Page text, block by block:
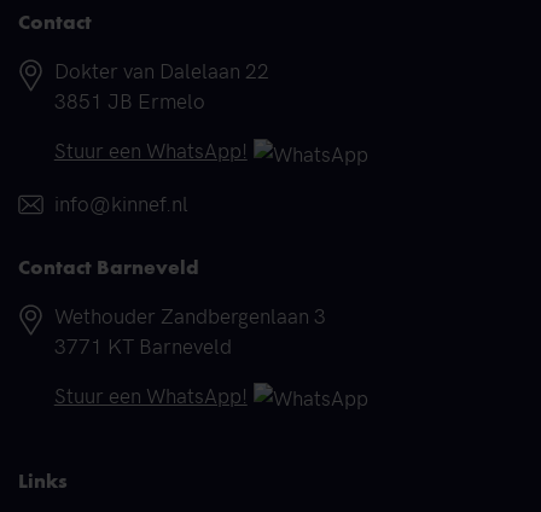
Contact
Adres
Dokter van Dalelaan 22
3851 JB Ermelo
Telefoonnummer
Stuur een WhatsApp!
E-mail
info@kinnef.nl
Contact Barneveld
Adres
Wethouder Zandbergenlaan 3
3771 KT Barneveld
Telefoonnummer
Stuur een WhatsApp!
Links